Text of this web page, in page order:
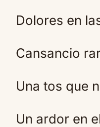
Dolores en
Cansancio
Una tos que
Un ardor en